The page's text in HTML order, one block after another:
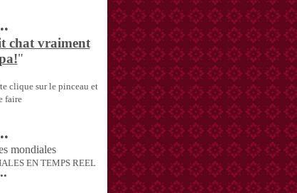
chat vraiment
"
clique sur le pinceau et
faire
EN TEMPS REEL